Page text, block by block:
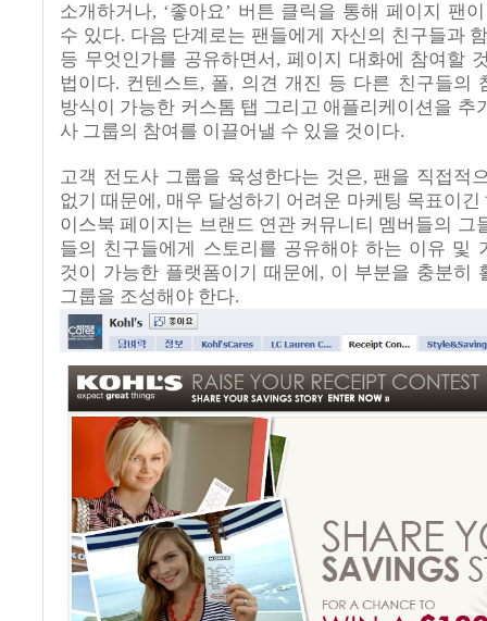
소개하거나, ‘좋아요’ 버튼 클릭을 통해 페이지 팬
수 있다. 다음 단계로는 팬들에게 자신의 친구들과
등 무엇인가를 공유하면서 , 페이지 대화에 참여할
법이다. 컨텐스트, 폴, 의견 개진 등 다른 친구들의
방식이 가능한 커스톰 탭 그리고 애플리케이션을 추
사 그룹의 참여를 이끌어낼 수 있을 것이다.
고객 전도사 그룹을 육성한다는 것은, 팬을 직접적
없기 때문에 , 매우 달성하기 어려운 마케팅 목표이긴
이스북 페이지는 브랜드 연관 커뮤니티 멤버들의 그
들의 친구들에게 스토리를 공유해야 하는 이유 및
것이 가능한 플랫폼이기 때문에 , 이 부분을 충분히
그룹을 조성해야 한다.